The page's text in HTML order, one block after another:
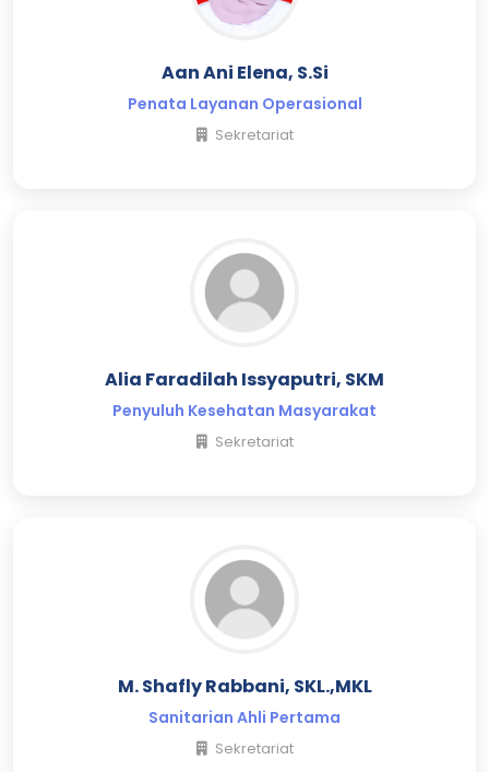
Aan Ani Elena, S.Si
Penata Layanan Operasional
Sekretariat
Alia Faradilah Issyaputri, SKM
Penyuluh Kesehatan Masyarakat
Sekretariat
M. Shafly Rabbani, SKL.,MKL
Sanitarian Ahli Pertama
Sekretariat